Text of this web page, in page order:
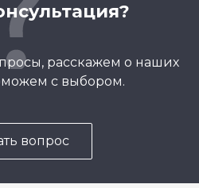
расскажем о наших
с выбором.
вопрос